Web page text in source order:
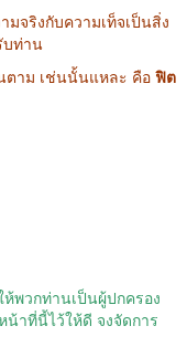
มจริงกับความเท็จเป็นสิ่ง
บท่าน
ตาม เช่นนั้นแหละ คือ ฟิต
พวกท่านเป็นผู้ปกครอง
าที่นี้ไว้ให้ดี จงจัดการ